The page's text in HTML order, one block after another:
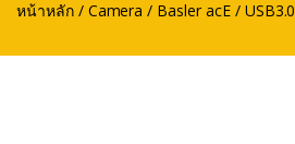
หน้าหลัก/ Camera / Basler acE/ USB3.0